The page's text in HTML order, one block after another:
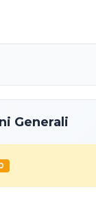
Generali